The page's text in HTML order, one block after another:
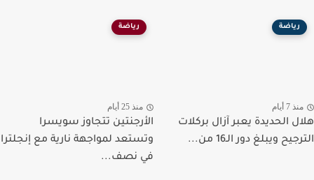
رياضة
7 أيام
الحديدة يعبر آزال بركلات
ويبلغ دور الـ16 من...
رياضة
منذ 25 أيام
الأرجنتين تتجاوز سويسرا
وتستعد لمواجهة نارية مع إنجلترا
في نصف...